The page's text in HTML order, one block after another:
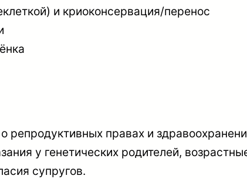
и криоконсервация/перенос
репродуктивных правах и
у генетических родителей,
супругов.